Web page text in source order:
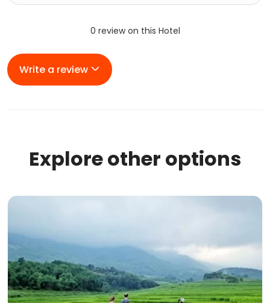
0 review on this Hotel
Write a review
Explore other options